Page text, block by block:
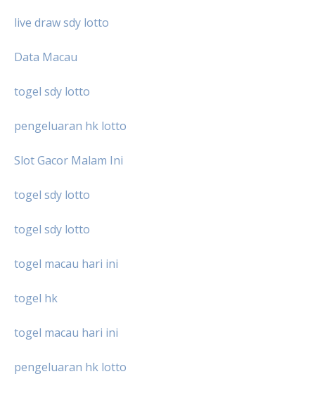
live draw sdy lotto
Data Macau
togel sdy lotto
pengeluaran hk lotto
Slot Gacor Malam Ini
togel sdy lotto
togel sdy lotto
togel macau hari ini
togel hk
togel macau hari ini
pengeluaran hk lotto